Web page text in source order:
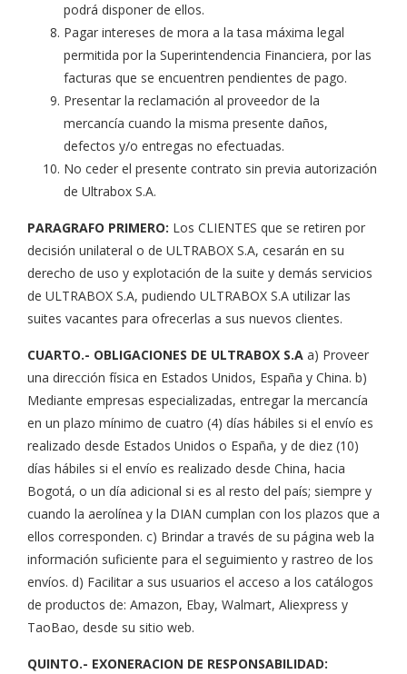
podrá disponer de ellos.
Pagar intereses de mora a la tasa máxima legal
permitida por la Superintendencia Financiera, por las
facturas que se encuentren pendientes de pago.
Presentar la reclamación al proveedor de la
mercancía cuando la misma presente daños,
defectos y/o entregas no efectuadas.
No ceder el presente contrato sin previa autorización
de Ultrabox S.A.
PARAGRAFO PRIMERO: Los CLIENTES que se retiren por
decisión unilateral o de ULTRABOX S.A, cesarán en su
derecho de uso y explotación de la suite y demás servicios
de ULTRABOX S.A, pudiendo ULTRABOX S.A utilizar las
suites vacantes para ofrecerlas a sus nuevos clientes.
CUARTO.- OBLIGACIONES DE ULTRABOX S.A a) Proveer
una dirección física en Estados Unidos, España y China. b)
Mediante empresas especializadas, entregar la mercancía
en un plazo mínimo de cuatro (4) días hábiles si el envío es
realizado desde Estados Unidos o España, y de diez (10)
días hábiles si el envío es realizado desde China, hacia
Bogotá, o un día adicional si es al resto del país; siempre y
cuando la aerolínea y la DIAN cumplan con los plazos que a
ellos corresponden. c) Brindar a través de su página web la
información suficiente para el seguimiento y rastreo de los
envíos. d) Facilitar a sus usuarios el acceso a los catálogos
de productos de: Amazon, Ebay, Walmart, Aliexpress y
TaoBao, desde su sitio web.
QUINTO.- EXONERACION DE RESPONSABILIDAD: